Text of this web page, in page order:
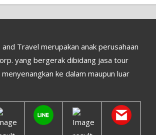
Travel merupakan anak perusahaan
yang bergerak dibidang jasa tour
ke dalam maupun luar